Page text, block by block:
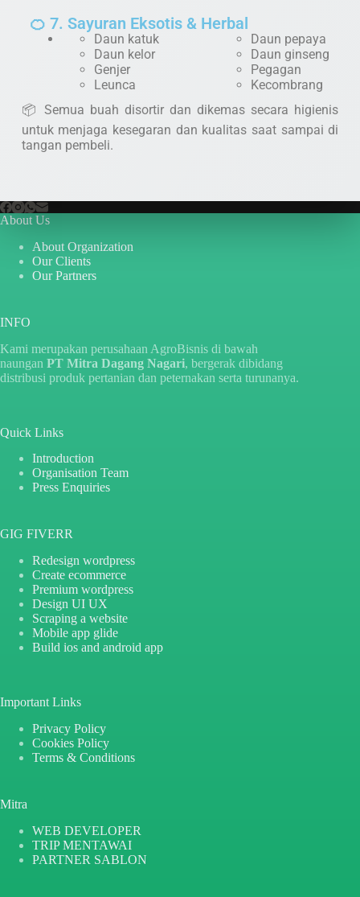
🍊 7. Sayuran Eksotis & Herbal
Daun katuk
Daun kelor
Genjer
Leunca
Daun pepaya
Daun ginseng
Pegagan
Kecombrang
📦 Semua buah disortir dan dikemas secara higienis
untuk menjaga kesegaran dan kualitas saat sampai di
tangan pembeli.
About Us
About Organization
Our Clients
Our Partners
INFO
Kami merupakan perusahaan AgroBisnis di bawah
naungan PT Mitra Dagang Nagari, bergerak dibidang
distribusi produk pertanian dan peternakan serta turunanya.
Quick Links
Introduction
Organisation Team
Press Enquiries
GIG FIVERR
Redesign wordpress
Create ecommerce
Premium wordpress
Design UI UX
Scraping a website
Mobile app glide
Build ios and android app
Important Links
Privacy Policy
Cookies Policy
Terms & Conditions
Mitra
WEB DEVELOPER
TRIP MENTAWAI
PARTNER SABLON